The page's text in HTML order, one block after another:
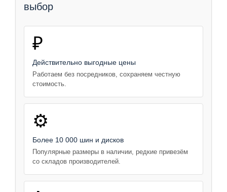
выбор
₽
Действительно выгодные цены
Работаем без посредников, сохраняем честную
стоимость.
⚙️
Более 10 000 шин и дисков
Популярные размеры в наличии, редкие привезём
со складов производителей.